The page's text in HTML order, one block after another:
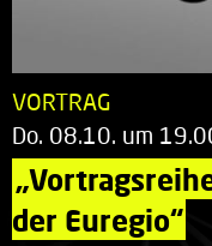
VORTRAG
Do. 08.10. um
der Euregio“